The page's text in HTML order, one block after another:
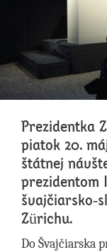
Prezidentka
piatok 20.
štátnej
prezidentom
švajčiarsko-
Zürichu.
Do Švajčiarska